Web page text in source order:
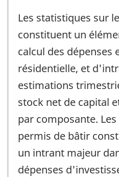
Les statistiques sur
constituent un
calcul des dépenses
résidentielle, et
estimations
stock net de capital
par composante.
permis de bâtir
un intrant majeur
dépenses